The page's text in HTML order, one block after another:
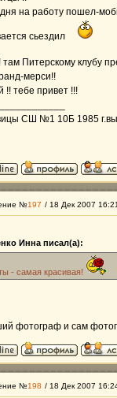
на работу пошел-
сьездил
там Питерскому клубу
мерси!!
!! тебе привет !!!
СШ №1 10Б 1985
№197 / 18 Дек 2007
Инна писал(а):
- самая красивая!
фотограф и сам
№198 / 18 Дек 2007